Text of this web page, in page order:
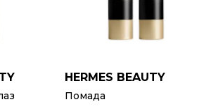
HERMES BEAUTY
Помада